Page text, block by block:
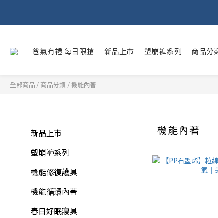
爸氣有禮 每日限搶 新品上市 塑崩褲系列 商品分
全部商品 / 商品分類 /機能內著
新品上市
塑崩褲系列
機能修復護具
機能循環內著
春日好眠寢具
機能內著